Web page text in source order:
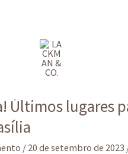
Últimos lugares
/ 20 de setembro de 2023